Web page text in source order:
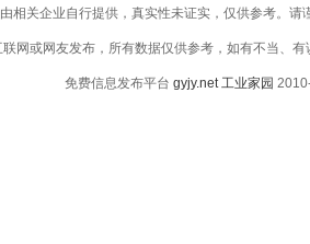
相关企业自行提供，真实性未证实，仅供参考。
网或网友发布，所有数据仅供参考，如有不当、
免费信息发布平台 gyjy.net 工业家园